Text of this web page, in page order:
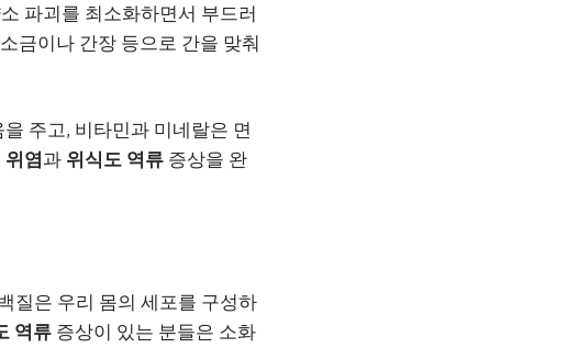
파괴를 최소화하면서 부드러
금이나 간장 등으로 간을 맞춰
주고, 비타민과 미네랄은 면
위염과 위식도 역류 증상을 완
질은 우리 몸의 세포를 구성하
역류 증상이 있는 분들은 소화